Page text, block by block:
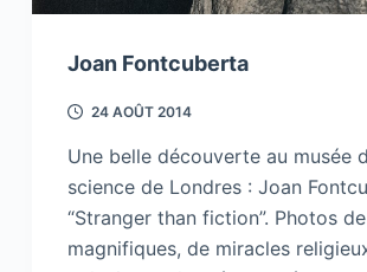
Joan Fontcuberta
24 AOÛT 2014
Une belle découverte au musée
science de Londres : Joan
“Stranger than fiction”. Photos
magnifiques, de miracles